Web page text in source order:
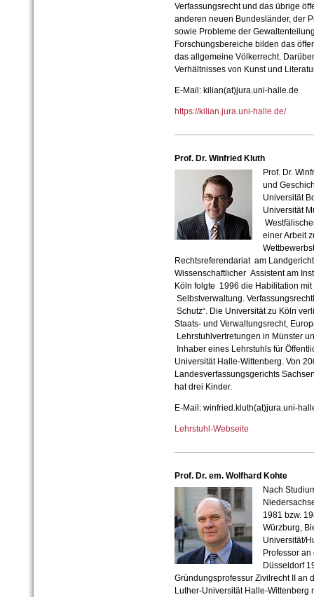
Verfassungsrecht und das übrige
anderen neuen Bundesländer, der
sowie Probleme der
Forschungsbereiche bilden das
das allgemeine Völkerrecht.
Verhältnisses von Kunst und
E-Mail: kilian(at)jura.uni-halle.de
https://kilian.jura.uni-halle.de/
Prof. Dr. Winfried Kluth
Prof. Dr.
und
Universität
Universität
einer Arbeit
Rechtsreferendariat am
Wissenschaftlicher Assistent am
Köln folgte 1996 die Habilitation
Selbstverwaltung.
Schutz“. Die Universität zu Köln
Staats- und Verwaltungsrecht,
Lehrstuhlvertretungen in Münster
Inhaber eines Lehrstuhls für
Universität Halle-Wittenberg. Von
Landesverfassungsgerichts
hat drei Kinder.
E-Mail: winfried.kluth(at)jura.uni-
Lehrstuhl-Webseite
Prof. Dr. em. Wolfhard Kohte
Nach
1981 bzw.
Würzburg,
Universität/
Professor
Düsseldorf
Gründungsprofessur Zivilrecht II an
Luther-Universität Halle-